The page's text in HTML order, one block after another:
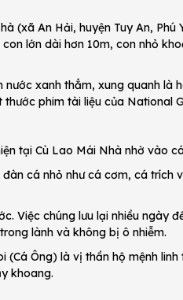
(xã An Hải, huyện Tuy An,
lớn dài hơn 10m, con nhỏ
xanh thẳm, xung quanh là
phim tài liệu của National
tại Cù Lao Mái Nhà nhờ vào
cá nhỏ như cá cơm, cá trích
Việc chúng lưu lại nhiều ngày
lành và không bị ô nhiễm.
Ông) là vị thần hộ mệnh linh
khoang.